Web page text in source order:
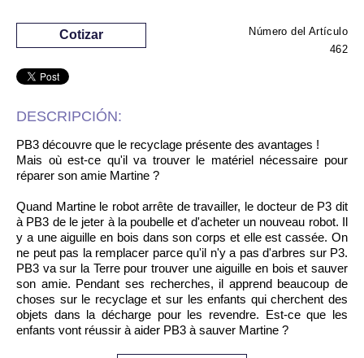
Número del Artículo
462
Cotizar
DESCRIPCIÓN:
PB3 découvre que le recyclage présente des avantages !
Mais où est-ce qu'il va trouver le matériel nécessaire pour
réparer son amie Martine ?
Quand Martine le robot arrête de travailler, le docteur de P3 dit
à PB3 de le jeter à la poubelle et d'acheter un nouveau robot. Il
y a une aiguille en bois dans son corps et elle est cassée. On
ne peut pas la remplacer parce qu'il n'y a pas d'arbres sur P3.
PB3 va sur la Terre pour trouver une aiguille en bois et sauver
son amie. Pendant ses recherches, il apprend beaucoup de
choses sur le recyclage et sur les enfants qui cherchent des
objets dans la décharge pour les revendre. Est-ce que les
enfants vont réussir à aider PB3 à sauver Martine ?